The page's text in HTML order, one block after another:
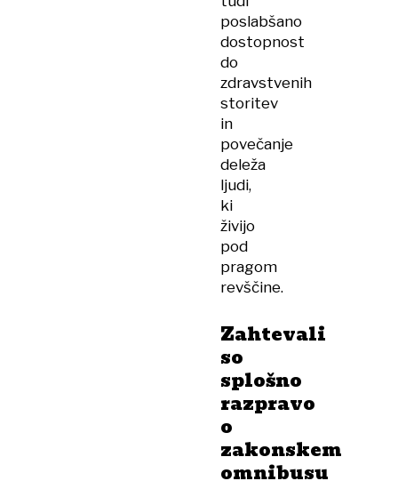
poslabšano
dostopnost
do
zdravstvenih
storitev
in
povečanje
deleža
ljudi,
ki
živijo
pod
pragom
revščine.
Zahtevali
so
splošno
razpravo
o
zakonskem
omnibusu